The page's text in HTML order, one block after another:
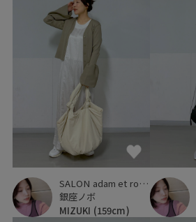
SALON adam et ropé
銀座ノボ
MIZUKI (159cm)